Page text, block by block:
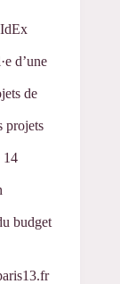
d’une
de
projets
14
budget